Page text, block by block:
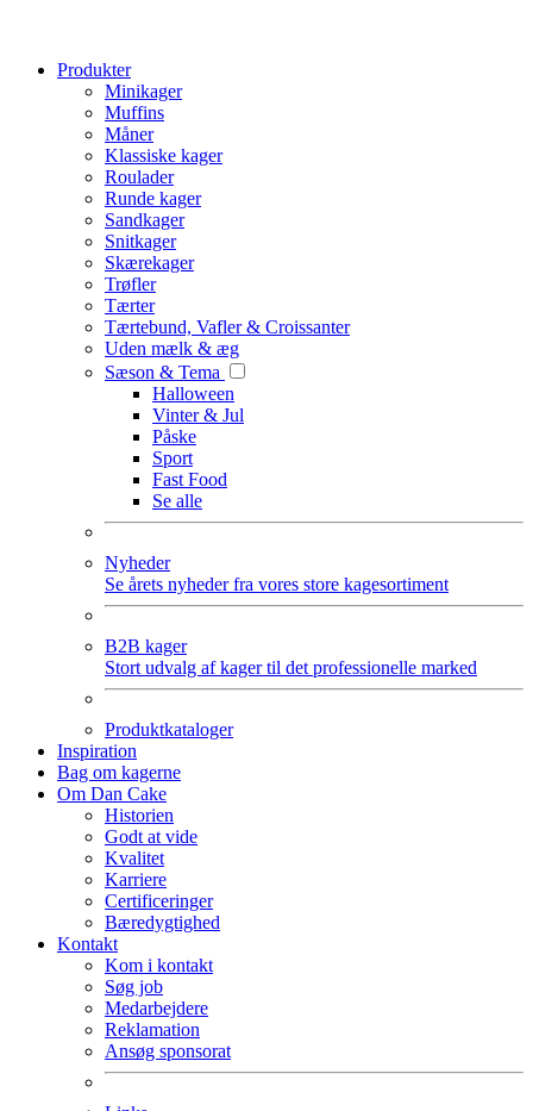
Produkter
Minikager
Muffins
Måner
Klassiske kager
Roulader
Runde kager
Sandkager
Snitkager
Skærekager
Trøfler
Tærter
Tærtebund, Vafler & Croissanter
Uden mælk & æg
Sæson & Tema
Halloween
Vinter & Jul
Påske
Sport
Fast Food
Se alle
Nyheder
Se årets nyheder fra vores store kagesortiment
B2B kager
Stort udvalg af kager til det professionelle marked
Produktkataloger
Inspiration
Bag om kagerne
Om Dan Cake
Historien
Godt at vide
Kvalitet
Karriere
Certificeringer
Bæredygtighed
Kontakt
Kom i kontakt
Søg job
Medarbejdere
Reklamation
Ansøg sponsorat